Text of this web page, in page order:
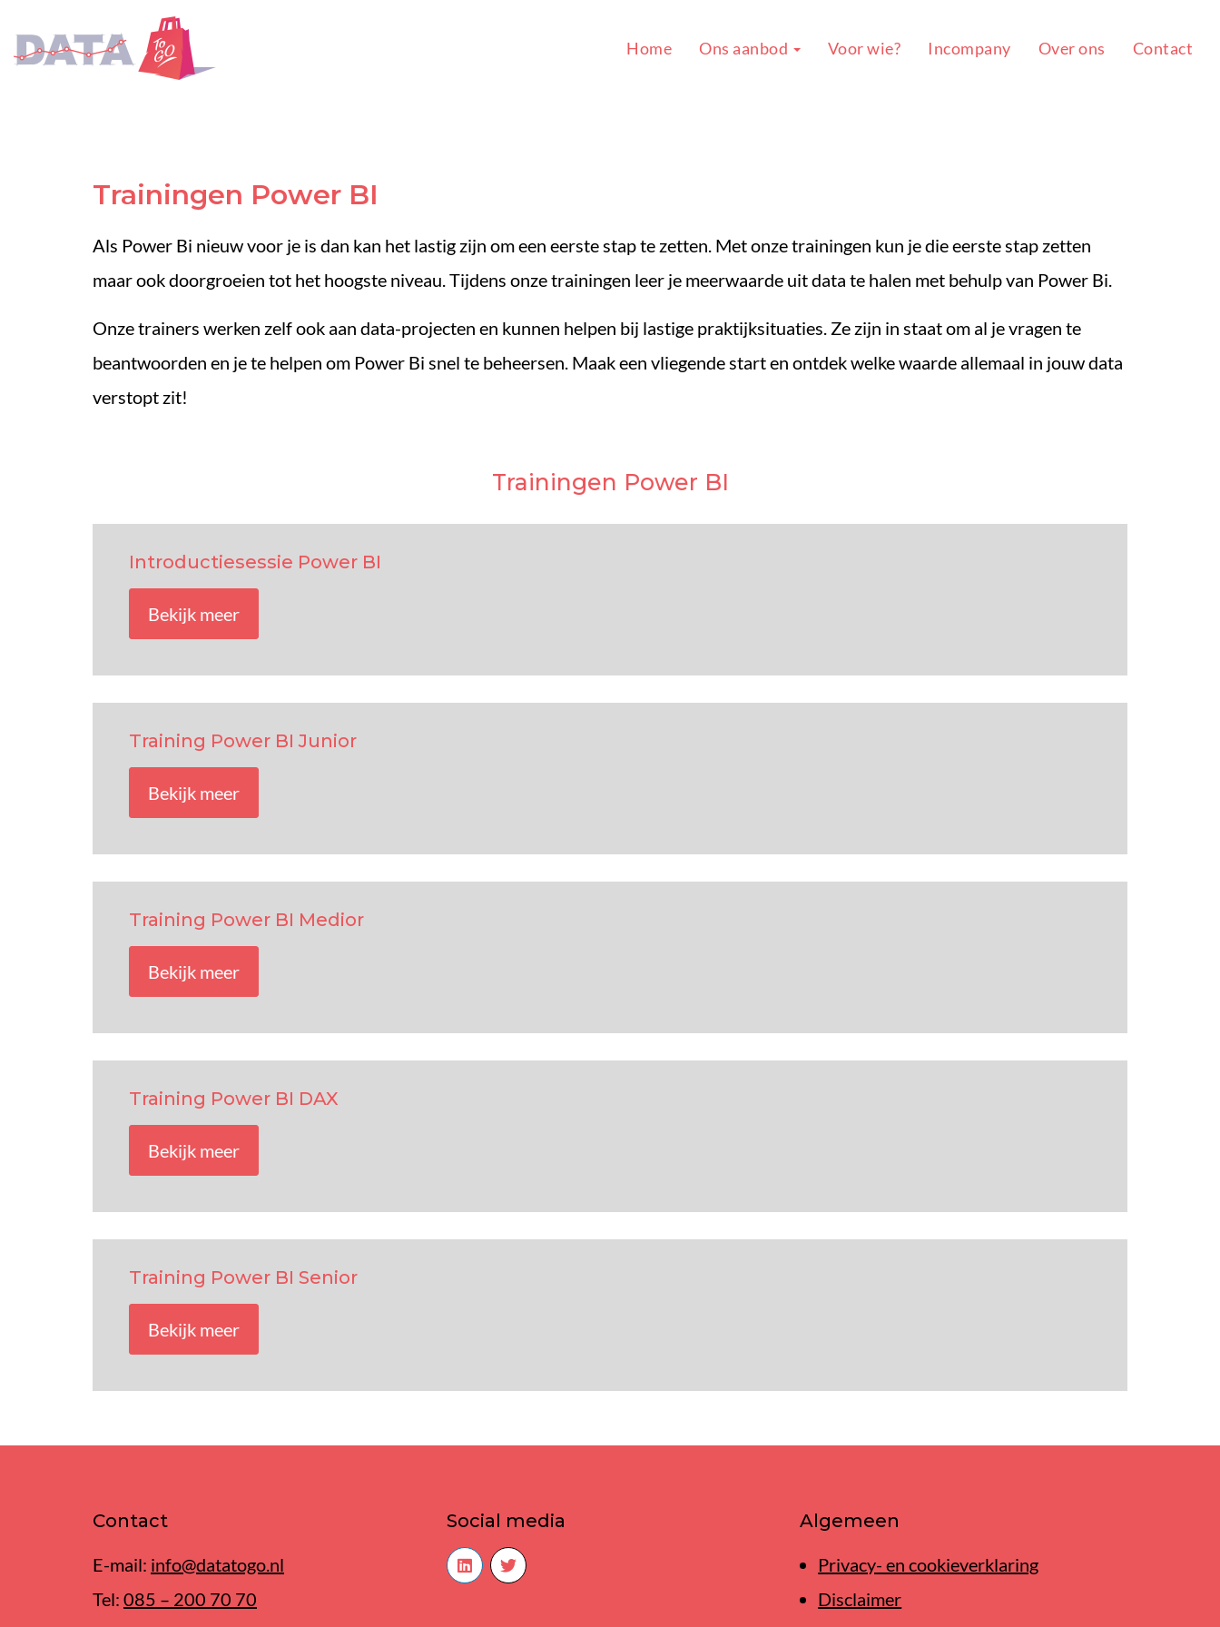
Home Ons aanbod Voor wie? Incompany Over ons Contact
Trainingen Power BI
Als Power Bi nieuw voor je is dan kan het lastig zijn om een eerste stap te zetten. Met onze trainingen kun je die eerste stap zetten
maar ook doorgroeien tot het hoogste niveau. Tijdens onze trainingen leer je meerwaarde uit data te halen met behulp van Power Bi.
Onze trainers werken zelf ook aan data-projecten en kunnen helpen bij lastige praktijksituaties. Ze zijn in staat om al je vragen te
beantwoorden en je te helpen om Power Bi snel te beheersen. Maak een vliegende start en ontdek welke waarde allemaal in jouw data
verstopt zit!
Trainingen Power BI
Introductiesessie Power BI
Bekijk meer
Training Power BI Junior
Bekijk meer
Training Power BI Medior
Bekijk meer
Training Power BI DAX
Bekijk meer
Training Power BI Senior
Bekijk meer
Contact
E-mail: info@datatogo.nl
Tel: 085 – 200 70 70
Social media
Algemeen
Privacy- en cookieverklaring
Disclaimer